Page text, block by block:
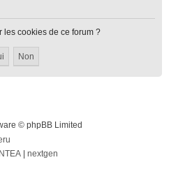
les cookies de ce forum ?
© phpBB Limited
nextgen